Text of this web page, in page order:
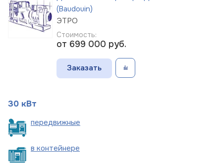
(Baudouin)
ЭТРО
Стоимость:
от 699 000 руб.
Заказать
30 кВт
передвижные
в контейнере